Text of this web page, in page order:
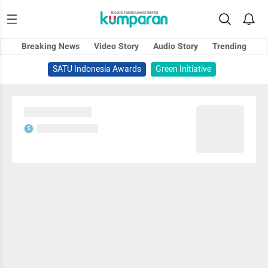
Breaking News Video Story Audio Story
Trending
SATU Indonesia Awards
Green Initiative
S